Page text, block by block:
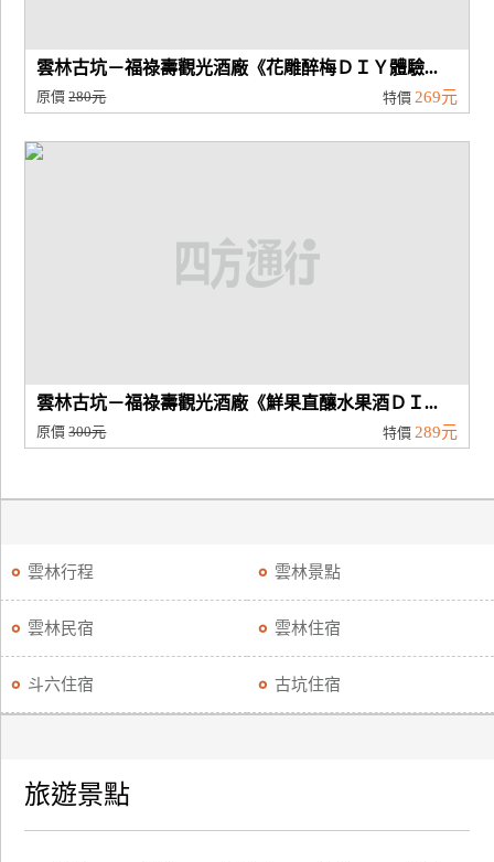
雲林古坑－福祿壽觀光酒廠《花雕醉梅ＤＩＹ體驗...
原價280元 特價 269元
雲林古坑－福祿壽觀光酒廠《鮮果直釀水果酒ＤＩ...
原價300元 特價 289元
雲林行程 雲林景點
雲林民宿 雲林住宿
斗六住宿 古坑住宿
旅遊景點